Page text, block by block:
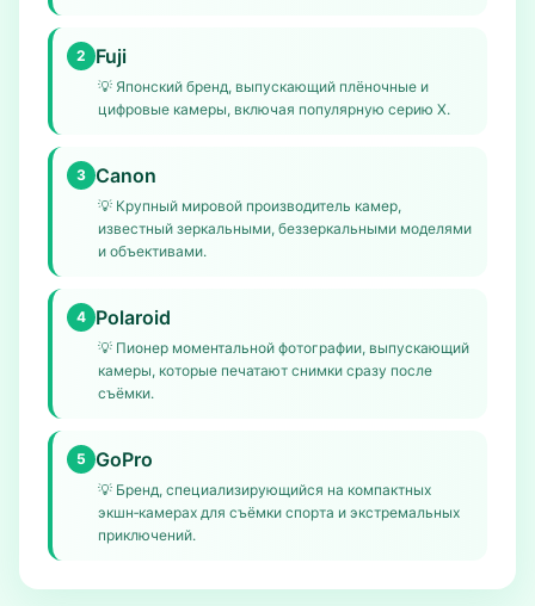
2 Fuji
💡 Японский бренд, выпускающий плёночные и
цифровые камеры, включая популярную серию X.
3 Canon
💡 Крупный мировой производитель камер,
известный зеркальными, беззеркальными моделями
и объективами.
4 Polaroid
💡 Пионер моментальной фотографии, выпускающий
камеры, которые печатают снимки сразу после
съёмки.
5 GoPro
💡 Бренд, специализирующийся на компактных
экшн‑камерах для съёмки спорта и экстремальных
приключений.